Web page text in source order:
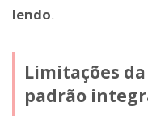
lendo.
Limitações
padrão